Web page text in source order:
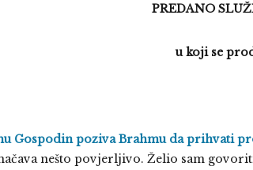
PREDANO
u koji se
Gospodin poziva Brahmu da prihvati
nešto povjerljivo. Želio sam